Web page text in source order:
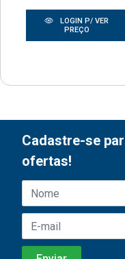
LOGIN P/ VER
PREÇO
Cadastre-se
ofertas!